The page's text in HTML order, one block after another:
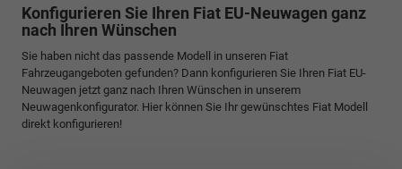
Konfigurieren Sie Ihren Fiat EU-Neuwagen ganz
nach Ihren Wünschen
Sie haben nicht das passende Modell in unseren Fiat
Fahrzeugangeboten gefunden? Dann konfigurieren Sie Ihren Fiat EU-
Neuwagen jetzt ganz nach Ihren Wünschen in unserem
Neuwagenkonfigurator. Hier können Sie Ihr gewünschtes Fiat Modell
direkt konfigurieren!